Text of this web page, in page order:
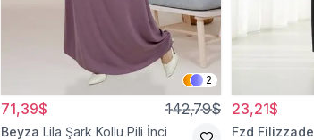
2
71,39$ 142,79$
Beyza Lila Şark Kollu Pili İnci
23,21$
Fzd Filizzade